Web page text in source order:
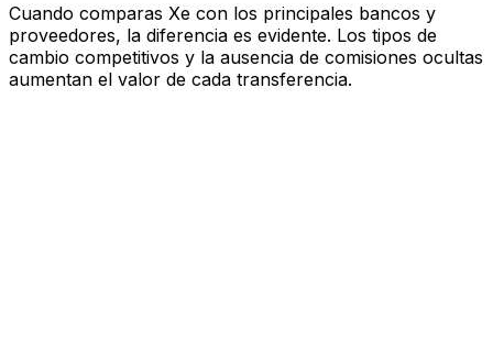
Cuando comparas Xe con los principales bancos y
proveedores, la diferencia es evidente. Los tipos de
cambio competitivos y la ausencia de comisiones ocultas
aumentan el valor de cada transferencia.